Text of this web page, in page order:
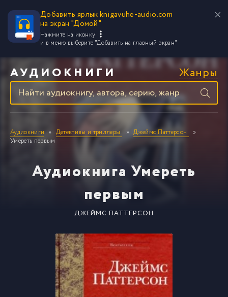
Добавить ярлык knigavuhe-audio.com
на экран "Домой"
Нажмите на иконку
и в меню выберите "Добавить на главный экран"
АУДИОКНИГИ Жанры
Аудиокниги Детективы и триллеры
Джеймс Паттерсон
Умереть первым
Аудиокнига Умереть
первым
ДЖЕЙМС ПАТТЕРСОН